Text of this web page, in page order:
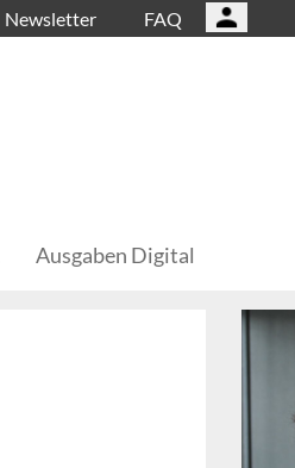
Newsletter FAQ
Ausgaben Digital